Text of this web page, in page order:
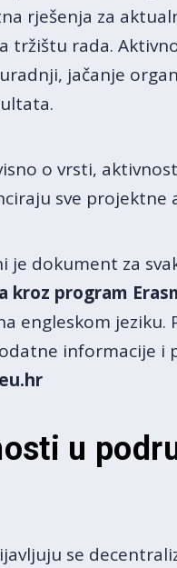
rješenja za
tržištu rada.
jačanje
o vrsti,
sve projektne
je dokument za
kroz program
engleskom jeziku.
informacije
u
se